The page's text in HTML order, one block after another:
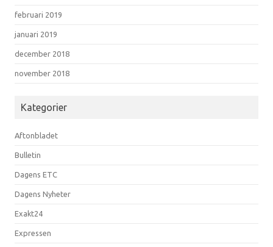
februari 2019
januari 2019
december 2018
november 2018
Kategorier
Aftonbladet
Bulletin
Dagens ETC
Dagens Nyheter
Exakt24
Expressen